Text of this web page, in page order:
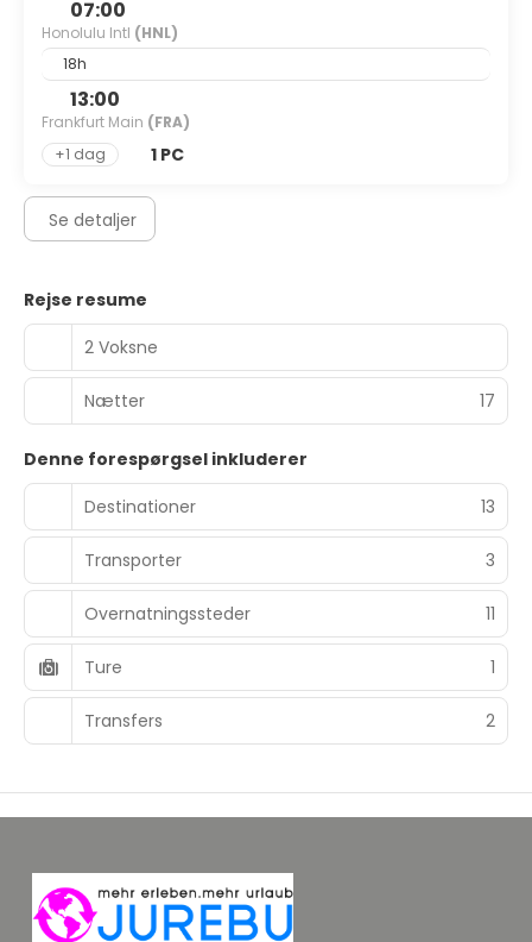
07:00
Honolulu Intl (HNL)
18h
13:00
Frankfurt Main (FRA)
+1 dag
1 PC
Se detaljer
Rejse resume
2 Voksne
Nætter 17
Denne forespørgsel inkluderer
Destinationer
13
Transporter 3
Overnatningssteder 11
Ture 1
Transfers 2